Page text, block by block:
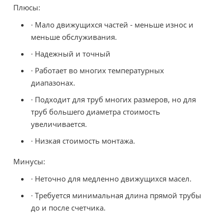
Плюсы:
· Мало движущихся частей - меньше износ и
меньше обслуживания.
· Надежный и точный
· Работает во многих температурных
диапазонах.
· Подходит для труб многих размеров, но для
труб большего диаметра стоимость
увеличивается.
· Низкая стоимость монтажа.
Минусы:
· Неточно для медленно движущихся масел.
· Требуется минимальная длина прямой трубы
до и после счетчика.